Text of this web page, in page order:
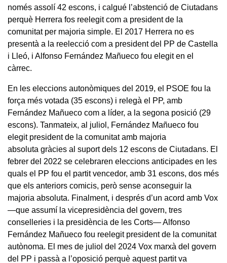
només assolí 42 escons, i calgué l’abstenció de Ciutadans
perquè Herrera fos reelegit com a president de la
comunitat per majoria simple. El 2017 Herrera no es
presentà a la reelecció com a president del PP de Castella
i Lleó, i Alfonso Fernández Mañueco fou elegit en el
càrrec.
En les eleccions autonòmiques del 2019, el PSOE fou la
força més votada (35 escons) i relegà el PP, amb
Fernández Mañueco com a líder, a la segona posició (29
escons). Tanmateix, al juliol, Fernández Mañueco fou
elegit president de la comunitat amb majoria
absoluta gràcies al suport dels 12 escons de Ciutadans. El
febrer del 2022 se celebraren eleccions anticipades en les
quals el PP fou el partit vencedor, amb 31 escons, dos més
que els anteriors comicis, però sense aconseguir la
majoria absoluta. Finalment, i després d’un acord amb Vox
—que assumí la vicepresidència del govern, tres
conselleries i la presidència de les Corts— Alfonso
Fernández Mañueco fou reelegit president de la comunitat
autònoma. El mes de juliol del 2024 Vox marxà del govern
del PP i passà a l’oposició perquè aquest partit va